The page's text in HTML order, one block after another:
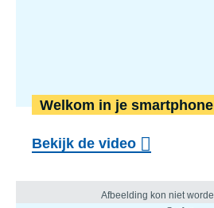
Welkom in je smartphone
Bekijk de video